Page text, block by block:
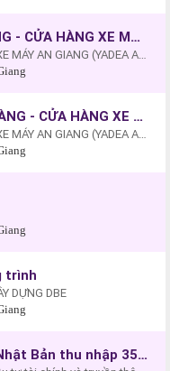
TUYỂN DỤNG CỬA HÀNG TRƯỞNG - CỬA HÀNG XE MÁY - XE ĐIỆN AN HÒA, AN GIANG
CÔNG TY TNHH THƯƠNG MẠI DỊCH VỤ XE MÁY AN GIANG (YADEA AN HÒA - AN GIANG).
TUYỂN DỤNG NHÂN VIÊN BÁN HÀNG - CỬA HÀNG XE MÁY - XE ĐIỆN AN HÒA , AN GIANG
CÔNG TY TNHH THƯƠNG MẠI DỊCH VỤ XE MÁY AN GIANG (YADEA AN HÒA - AN GIANG).
trình
DỰNG DBE
06 Nam chăn nuôi, làm việc tại Nhật Bản thu nhập 35 triệu đồng/tháng